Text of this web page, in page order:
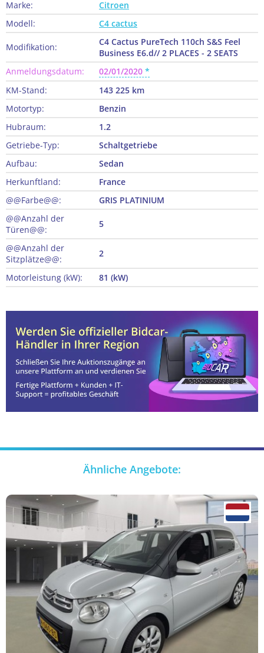
Marke:
Citroen
Modell:
C4 cactus
Modifikation:
C4 Cactus PureTech 110ch S&S Feel
Business E6.d// 2 PLACES - 2 SEATS
Anmeldungsdatum:
02/01/2020
KM-Stand:
143 225 km
Motortyp:
Benzin
Hubraum:
1.2
Getriebe-Typ:
Schaltgetriebe
Aufbau:
Sedan
Herkunftland:
France
@@Farbe@@:
GRIS PLATINIUM
@@Anzahl der
Türen@@:
5
@@Anzahl der
Sitzplätze@@:
2
Motorleistung (kW): 81 (kW)
Ähnliche Angebote: